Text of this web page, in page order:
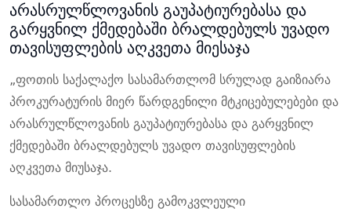
არასრულწლოვანის გაუპატიურებასა და
გარყვნილ ქმედებაში ბრალდებულს უვადო
თავისუფლების აღკვეთა მიესაჯა
„ფოთის საქალაქო სასამართლომ სრულად გაიზიარა
პროკურატურის მიერ წარდგენილი მტკიცებულებები და
არასრულწლოვანის გაუპატიურებასა და გარყვნილ
ქმედებაში ბრალდებულს უვადო თავისუფლების
აღკვეთა მიუსაჯა.
სასამართლო პროცესზე გამოკვლეული